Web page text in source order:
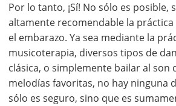
Por lo tanto, ¡Sí! No sólo es posible,
altamente recomendable la
el embarazo. Ya sea mediante la
musicoterapia, diversos tipos de
clásica, o simplemente bailar al son
melodías favoritas, no hay ninguna
sólo es seguro, sino que es